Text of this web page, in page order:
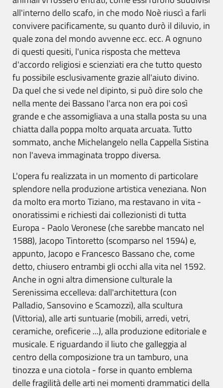
all'interno dello scafo, in che modo Noè riuscì a farli
convivere pacificamente, su quanto durò il diluvio, in
quale zona del mondo avvenne ecc. ecc. A ognuno
di questi quesiti, l'unica risposta che metteva
d'accordo religiosi e scienziati era che tutto questo
fu possibile esclusivamente grazie all'aiuto divino.
Da quel che si vede nel dipinto, si può dire solo che
nella mente dei Bassano l'arca non era poi così
grande e che assomigliava a una stalla posta su una
chiatta dalla poppa molto arquata arcuata. Tutto
sommato, anche Michelangelo nella Cappella Sistina
non l'aveva immaginata troppo diversa.
L'opera fu realizzata in un momento di particolare
splendore nella produzione artistica veneziana. Non
da molto era morto Tiziano, ma restavano in vita -
onoratissimi e richiesti dai collezionisti di tutta
Europa - Paolo Veronese (che sarebbe mancato nel
1588), Jacopo Tintoretto (scomparso nel 1594) e,
appunto, Jacopo e Francesco Bassano che, come
detto, chiusero entrambi gli occhi alla vita nel 1592.
Anche in ogni altra dimensione culturale la
Serenissima eccelleva: dall'architettura (con
Palladio, Sansovino e Scamozzi), alla scultura
(Vittoria), alle arti suntuarie (mobili, arredi, vetri,
ceramiche, oreficerie ...), alla produzione editoriale e
musicale. E riguardando il liuto che galleggia al
centro della composizione tra un tamburo, una
tinozza e una ciotola - forse in quanto emblema
delle fragilità delle arti nei momenti drammatici della